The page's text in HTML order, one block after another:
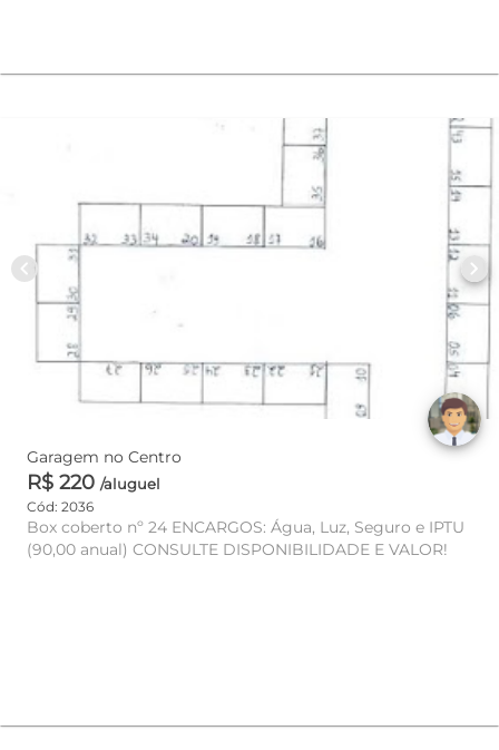
chevron_left chevron_right
Garagem no Centro
R$ 220 /aluguel
Cód: 2036
Box coberto nº 24 ENCARGOS: Água, Luz, Seguro e IPTU
(90,00 anual) CONSULTE DISPONIBILIDADE E VALOR!